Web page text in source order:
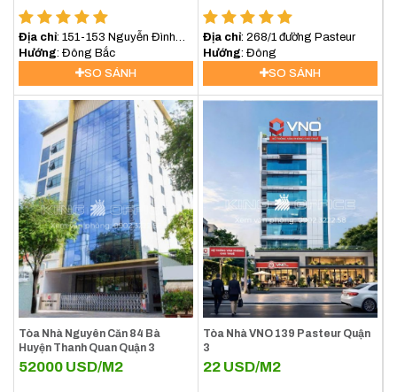
đến với KING OFFICE
$ Giá cho thuê văn phòng quận 3 tháng
8/2026
[vanphongchothue quan=3][/vanphongchothue]
Địa chỉ: 151-153 Nguyễn Đình
Chiểu, Quận 3
Hướng : Đông Bắc
SO SÁNH
Địa chỉ: 268/1 đường Pasteur
Hướng : Đông
SO SÁNH
Tòa Nhà Nguyên Căn 84 Bà
Huyện Thanh Quan Quận 3
52000 USD/M2
Tòa Nhà VNO 139 Pasteur Quận
3
22 USD/M2